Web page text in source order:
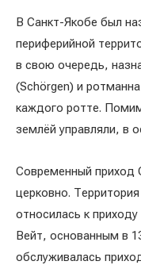
В Санкт-Якобе был
периферийной
в свою очередь,
(Schörgen) и
каждого ротте.
землёй управляли, в
Современный приход
церковно.
относилась к
Вейт, основанным в
обслуживалась